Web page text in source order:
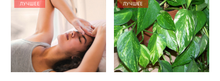
ЛУЧШЕЕ ЛУЧШЕЕ